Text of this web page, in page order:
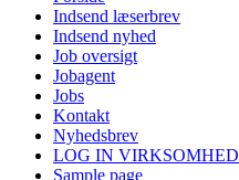
Indsend læserbrev
Indsend nyhed
Job oversigt
Jobagent
Jobs
Kontakt
Nyhedsbrev
LOG IN VIRKSOMHED
Sample page